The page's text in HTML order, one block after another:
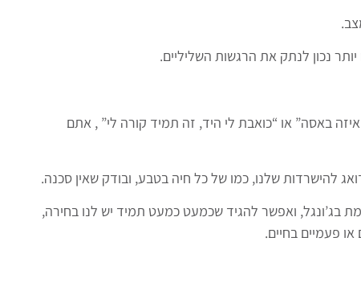
נכון לנתק את הרגשות השליליים.
באסה” או “כואבת לי היד, זה תמיד קורה לי” , אתם
להישרדות שלנו, כמו של כל חיה בטבע, ובודק שאין סכנה.
בג’ונגל, ואפשר להגיד שכמעט כמעט תמיד יש לנו בחירה,
פעמיים בחיים.